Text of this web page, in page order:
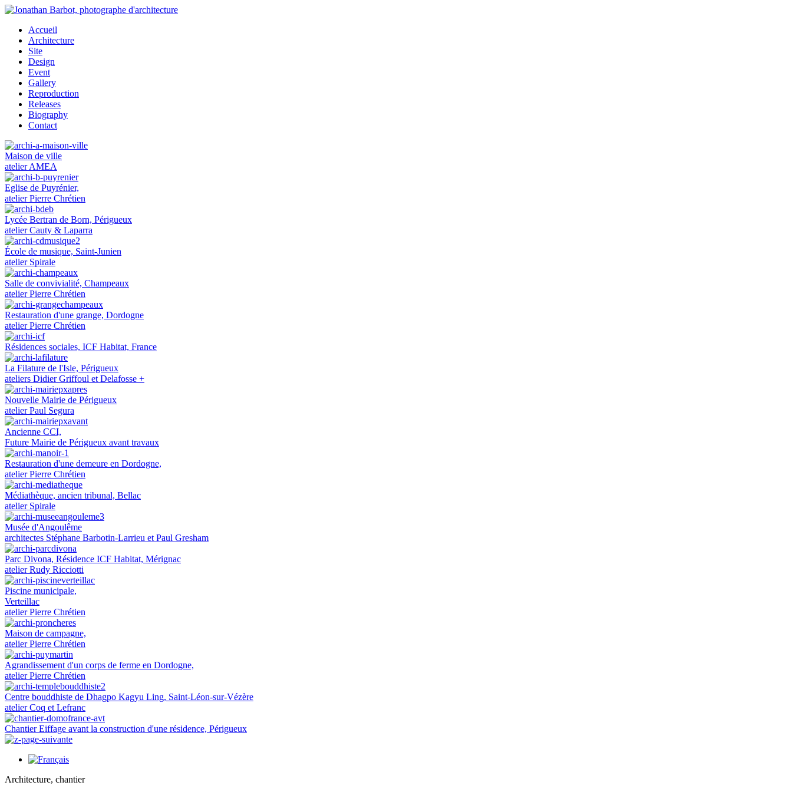
Accueil
Architecture
Site
Design
Event
Gallery
Reproduction
Releases
Biography
Contact
Maison de ville
atelier AMEA
Eglise de Puyrénier,
atelier Pierre Chrétien
Lycée Bertran de Born, Périgueux
atelier Cauty & Laparra
École de musique, Saint-Junien
atelier Spirale
Salle de convivialité, Champeaux
atelier Pierre Chrétien
Restauration d'une grange, Dordogne
atelier Pierre Chrétien
Résidences sociales, ICF Habitat, France
La Filature de l'Isle, Périgueux
ateliers Didier Griffoul et Delafosse +
Nouvelle Mairie de Périgueux
atelier Paul Segura
Ancienne CCI,
Future Mairie de Périgueux avant travaux
Restauration d'une demeure en Dordogne,
atelier Pierre Chrétien
Médiathèque, ancien tribunal, Bellac
atelier Spirale
Musée d'Angoulême
architectes Stéphane Barbotin-Larrieu et Paul Gresham
Parc Divona, Résidence ICF Habitat, Mérignac
atelier Rudy Ricciotti
Piscine municipale,
Verteillac
atelier Pierre Chrétien
Maison de campagne,
atelier Pierre Chrétien
Agrandissement d'un corps de ferme en Dordogne,
atelier Pierre Chrétien
Centre bouddhiste de Dhagpo Kagyu Ling, Saint-Léon-sur-Vézère
atelier Coq et Lefranc
Chantier Eiffage avant la construction d'une résidence, Périgueux
Architecture, chantier